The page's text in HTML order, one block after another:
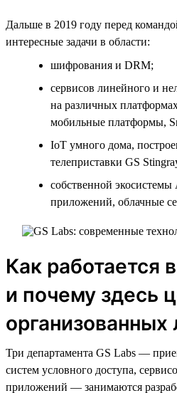
Дальше в 2019 году перед
интересные задачи в области:
шифрования и DRM;
сервисов линейного и
на различных
мобильные платформы,
IoT умного дома,
телеприставки GS
собственной
приложений, облачные
Как работается
и почему здесь
Три департамента GS Labs —
систем условного доступа,
приложений — занимаются